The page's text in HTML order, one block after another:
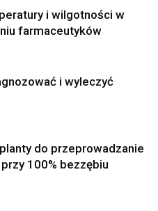
i wilgotności w
farmaceutyków
i wyleczyć
do przeprowadzanie
100% bezzębiu